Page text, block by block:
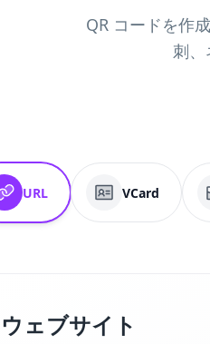
QR コードを作
刺、
URL VCard
ウェブサイト